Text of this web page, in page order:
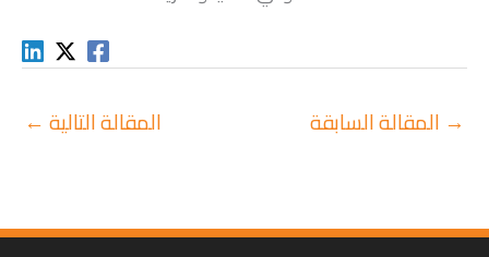
→ المقالة السابقة المقالة التالية←